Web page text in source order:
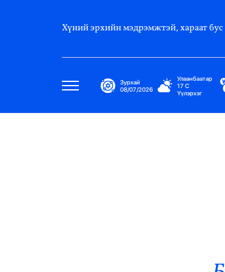
Хүний эрхийн мэдрэмжтэй, хараат бус
Зурхай
08/07/2026
Улаанбаатар
17C
Үүлэрхэг